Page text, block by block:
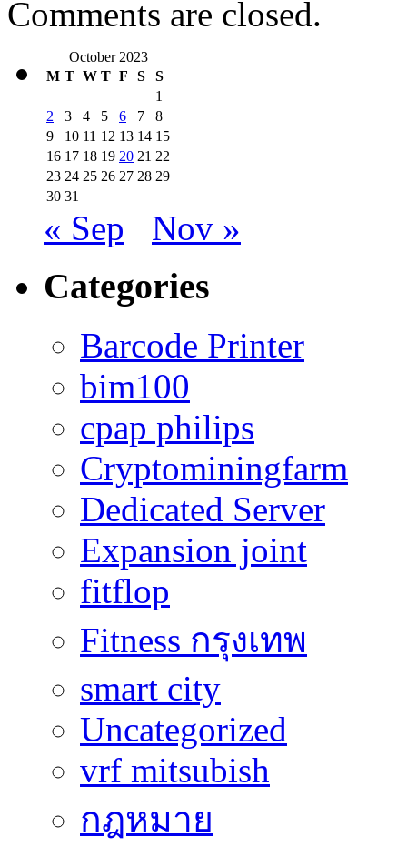
Comments are closed.
October 2023
M T W T F S
S
1
2
3 4 5 6 7
8
9
10 11 12 13 14 15
16 17 18 19 20 21 22
23 24 25 26 27 28 29
30 31
« Sep Nov »
Categories
Barcode Printer
bim100
cpap philips
Cryptominingfarm
Dedicated Server
Expansion joint
fitflop
Fitness กรุงเทพ
smart city
Uncategorized
vrf mitsubish
กฎหมาย